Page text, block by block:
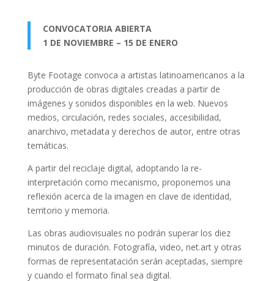
CONVOCATORIA ABIERTA
1 DE NOVIEMBRE – 15 DE ENERO
Byte Footage convoca a artistas latinoamericanos a la
producción de obras digitales creadas a partir de
imágenes y sonidos disponibles en la web. Nuevos
medios, circulación, redes sociales, accesibilidad,
anarchivo, metadata y derechos de autor, entre otras
temáticas.
A partir del reciclaje digital, adoptando la re-
interpretación como mecanismo, proponemos una
reflexión acerca de la imagen en clave de identidad,
territorio y memoria.
Las obras audiovisuales no podrán superar los diez
minutos de duración. Fotografía, video, net.art y otras
formas de representatación serán aceptadas, siempre
y cuando el formato final sea digital.